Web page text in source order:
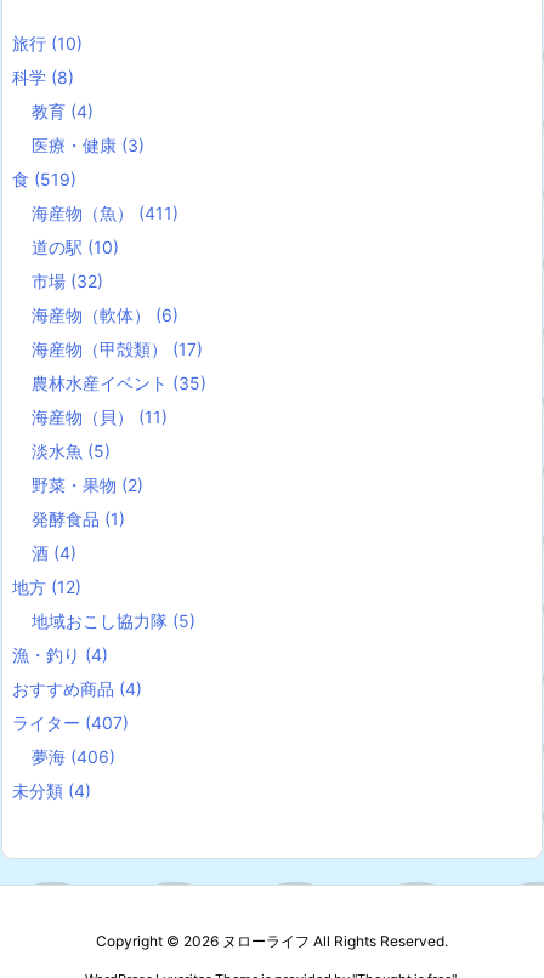
旅行 (10)
科学 (8)
教育 (4)
医療・健康 (3)
食 (519)
海産物（魚） (411)
道の駅 (10)
市場 (32)
海産物（軟体） (6)
海産物（甲殻類） (17)
農林水産イベント (35)
海産物（貝） (11)
淡水魚 (5)
野菜・果物 (2)
発酵食品 (1)
酒 (4)
地方 (12)
地域おこし協力隊 (5)
漁・釣り (4)
おすすめ商品 (4)
ライター (407)
夢海 (406)
未分類 (4)
Copyright © 2026 ヌローライフ All Rights Reserved.